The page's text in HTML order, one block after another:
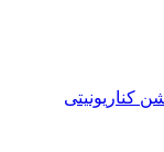
کناریونیتی